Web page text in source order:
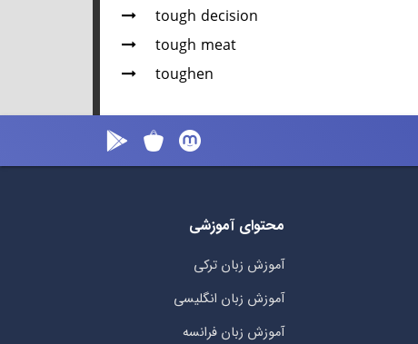
tough decision
tough meat
toughen
محتوای آموزشی
آموزش زبان ترکی
آموزش زبان انگلیسی
آموزش زبان فرانسه